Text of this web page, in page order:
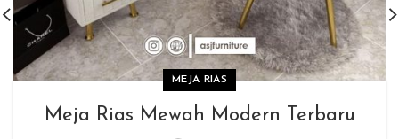
MEJA RIAS
Meja Rias Mewah Modern Terbaru